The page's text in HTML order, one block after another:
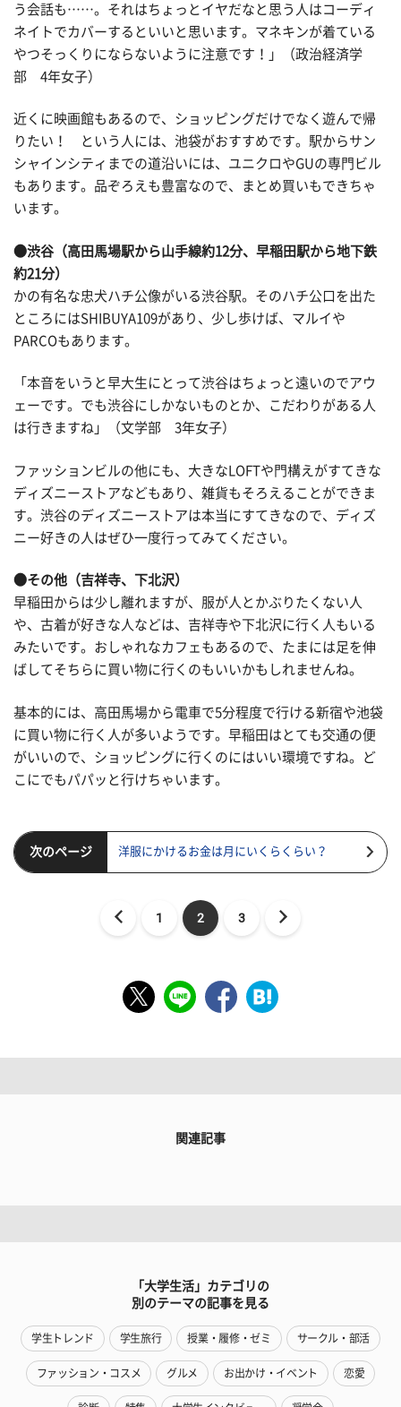
う会話も……。それはちょっとイヤだなと思う人はコーディ
ネイトでカバーするといいと思います。マネキンが着ている
やつそっくりにならないように注意です！」（政治経済学
部 4年女子）
近くに映画館もあるので、ショッピングだけでなく遊んで帰
りたい！ という人には、池袋がおすすめです。駅からサン
シャインシティまでの道沿いには、ユニクロやGUの専門ビル
もあります。品ぞろえも豊富なので、まとめ買いもできちゃ
います。
●渋谷（高田馬場駅から山手線約12分、早稲田駅から地下鉄
約21分）
かの有名な忠犬ハチ公像がいる渋谷駅。そのハチ公口を出た
ところにはSHIBUYA109があり、少し歩けば、マルイや
PARCOもあります。
「本音をいうと早大生にとって渋谷はちょっと遠いのでアウ
ェーです。でも渋谷にしかないものとか、こだわりがある人
は行きますね」（文学部 3年女子）
ファッションビルの他にも、大きなLOFTや門構えがすてきな
ディズニーストアなどもあり、雑貨もそろえることができま
す。渋谷のディズニーストアは本当にすてきなので、ディズ
ニー好きの人はぜひ一度行ってみてください。
●その他（吉祥寺、下北沢）
早稲田からは少し離れますが、服が人とかぶりたくない人
や、古着が好きな人などは、吉祥寺や下北沢に行く人もいる
みたいです。おしゃれなカフェもあるので、たまには足を伸
ばしてそちらに買い物に行くのもいいかもしれませんね。
基本的には、高田馬場から電車で5分程度で行ける新宿や池袋
に買い物に行く人が多いようです。早稲田はとても交通の便
がいいので、ショッピングに行くのにはいい環境ですね。ど
こにでもパパッと行けちゃいます。
次のページ 洋服にかけるお金は月にいくらくらい？
1 2 3
関連記事
「大学生活」カテゴリの
別のテーマの記事を見る
学生トレンド 学生旅行 授業・履修・ゼミ サークル・部活
ファッション・コスメ グルメ お出かけ・イベント 恋愛